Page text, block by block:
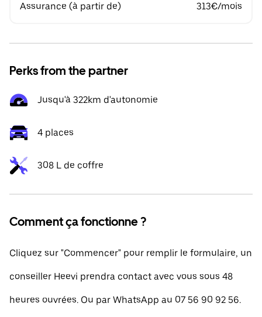
Assurance (à partir de) 313€/mois
Perks from the partner
Jusqu'à 322km d'autonomie
4 places
308 L de coffre
Comment ça fonctionne ?
Cliquez sur "Commencer" pour remplir le formulaire, un
conseiller Heevi prendra contact avec vous sous 48
heures ouvrées. Ou par WhatsApp au 07 56 90 92 56.